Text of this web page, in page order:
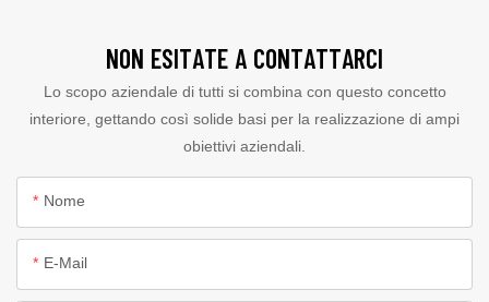
NON ESITATE A CONTATTARCI
Lo scopo aziendale di tutti si combina con questo concetto
interiore, gettando così solide basi per la realizzazione di ampi
obiettivi aziendali.
Nome
E-Mail